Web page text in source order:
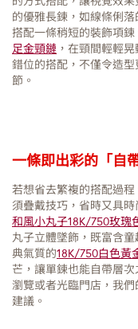
的優雅長鍊，如線條俐落
搭配一條稍短的裝飾項
足金頸鏈 ，在頸間輕輕
錯位的搭配，不僅令造
節。
一條即出彩的「自
若想省去繁複的搭配過
須疊戴技巧，省時又具
和風小丸子18K/750玫瑰
丸子立體墜飾，既富含
典氣質的18K/750白色黃
芒，讓單鍊也能自帶層
瀏覽或者光臨門店，我
建議。